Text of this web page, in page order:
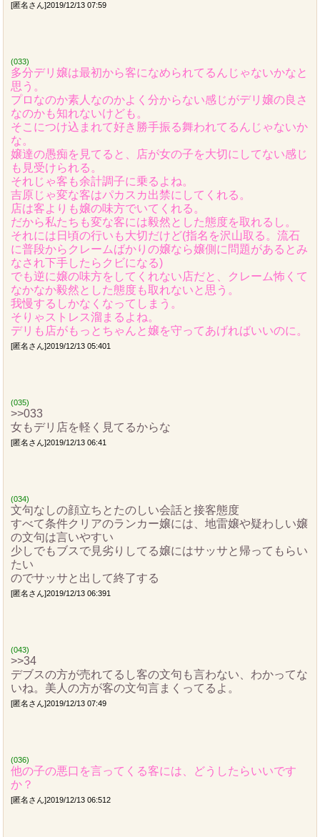
[匿名さん]2019/12/13 07:59
(033)
多分デリ嬢は最初から客になめられてるんじゃないかなと
思う。
プロなのか素人なのかよく分からない感じがデリ嬢の良さ
なのかも知れないけども。
そこにつけ込まれて好き勝手振る舞われてるんじゃないか
な。
嬢達の愚痴を見てると、店が女の子を大切にしてない感じ
も見受けられる。
それじゃ客も余計調子に乗るよね。
吉原じゃ変な客はパカスカ出禁にしてくれる。
店は客よりも嬢の味方でいてくれる。
だから私たちも変な客には毅然とした態度を取れるし。
それには日頃の行いも大切だけど(指名を沢山取る。流石
に普段からクレームばかりの嬢なら嬢側に問題があるとみ
なされ下手したらクビになる)
でも逆に嬢の味方をしてくれない店だと、クレーム怖くて
なかなか毅然とした態度も取れないと思う。
我慢するしかなくなってしまう。
そりゃストレス溜まるよね。
デリも店がもっとちゃんと嬢を守ってあげればいいのに。
[匿名さん]2019/12/13 05:401
(035)
>>033
女もデリ店を軽く見てるからな
[匿名さん]2019/12/13 06:41
(034)
文句なしの顔立ちとたのしい会話と接客態度
すべて条件クリアのランカー嬢には、地雷嬢や疑わしい嬢
の文句は言いやすい
少しでもブスで見劣りしてる嬢にはサッサと帰ってもらい
たい
のでサッサと出して終了する
[匿名さん]2019/12/13 06:391
(043)
>>34
デブスの方が売れてるし客の文句も言わない、わかってな
いね。美人の方が客の文句言まくってるよ。
[匿名さん]2019/12/13 07:49
(036)
他の子の悪口を言ってくる客には、どうしたらいいです
か？
[匿名さん]2019/12/13 06:512